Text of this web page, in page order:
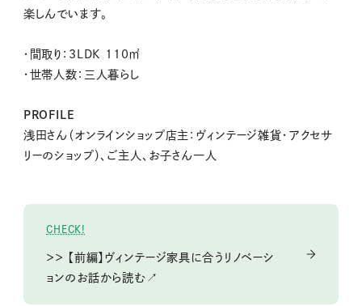
楽しんでいます。
・間取り：3LDK 110㎡
・世帯人数：三人暮らし
PROFILE
浅田さん（オンラインショップ店主：ヴィンテージ雑貨・アクセサ
リーのショップ）、ご主人、お子さん一人
CHECK!
＞＞ 【前編】ヴィンテージ家具に合うリノベーシ
ョンのお話から読む↗